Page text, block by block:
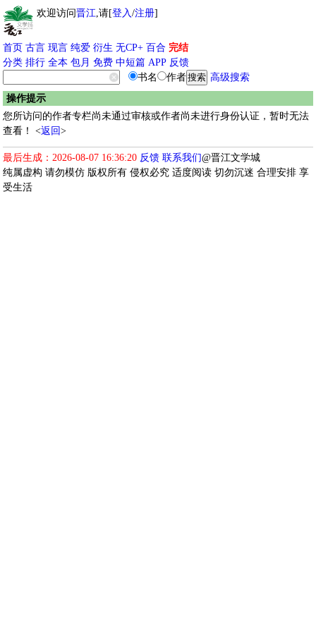
欢迎访问晋江,请[登入/注册]
首页 古言 现言 纯爱 衍生 无CP+ 百合 完结
分类 排行 全本 包月 免费 中短篇 APP 反馈
书名
作者
高级搜索
操作提示
您所访问的作者专栏尚未通过审核或作者尚未进行身份认证，暂时无法
查看！ <返回>
最后生成：2026-08-07 16:36:20 反馈 联系我们@晋江文学城
纯属虚构 请勿模仿 版权所有 侵权必究 适度阅读 切勿沉迷 合理安排 享
受生活